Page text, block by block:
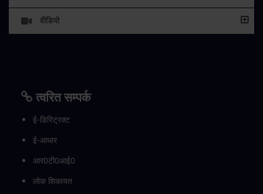
वीडियो
त्वरित सम्पर्क
ई-डिस्ट्रिक्ट
ई-आधार
आर0टी0आई0
लोक शिकायत